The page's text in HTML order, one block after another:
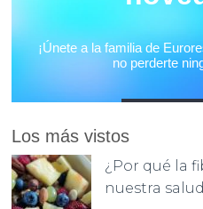
Los más vistos
¿Por qué la
nuestra